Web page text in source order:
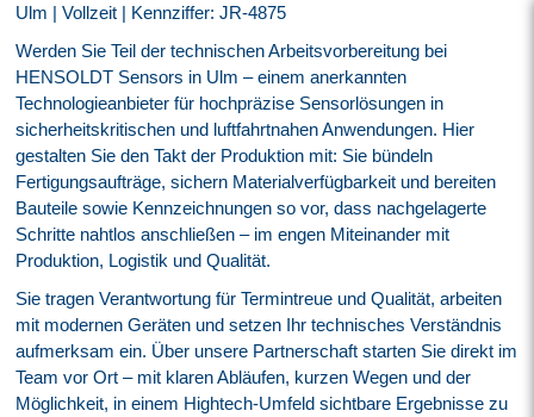
Ulm | Vollzeit | Kennziffer: JR-4875
Werden Sie Teil der technischen Arbeitsvorbereitung bei
HENSOLDT Sensors in Ulm – einem anerkannten
Technologieanbieter für hochpräzise Sensorlösungen in
sicherheitskritischen und luftfahrtnahen Anwendungen. Hier
gestalten Sie den Takt der Produktion mit: Sie bündeln
Fertigungsaufträge, sichern Materialverfügbarkeit und bereiten
Bauteile sowie Kennzeichnungen so vor, dass nachgelagerte
Schritte nahtlos anschließen – im engen Miteinander mit
Produktion, Logistik und Qualität.
Sie tragen Verantwortung für Termintreue und Qualität, arbeiten
mit modernen Geräten und setzen Ihr technisches Verständnis
aufmerksam ein. Über unsere Partnerschaft starten Sie direkt im
Team vor Ort – mit klaren Abläufen, kurzen Wegen und der
Möglichkeit, in einem Hightech-Umfeld sichtbare Ergebnisse zu